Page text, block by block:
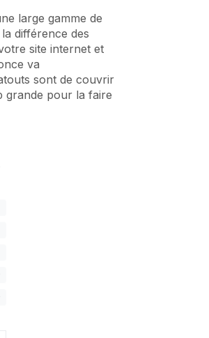
large gamme de
différence des
site internet et
va
sont de couvrir
grande pour la faire